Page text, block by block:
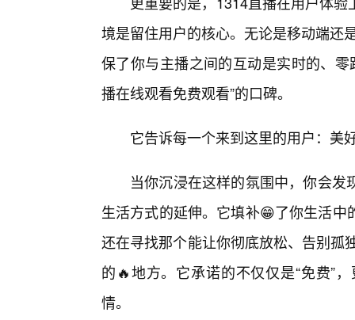
境是留住用户的核心。无论是移动端还
保了你与主播之间的互动是实时的、
播在线观看免费观看”的口碑。
它告诉每一个来到这里的用户：美
当你沉浸在这样的氛围中，你会
生活方式的延伸。它填补😁了你生活
还在寻找那个能让你彻底放松、告别孤
的🔥地方。它承诺的不仅仅是“免费”
情。